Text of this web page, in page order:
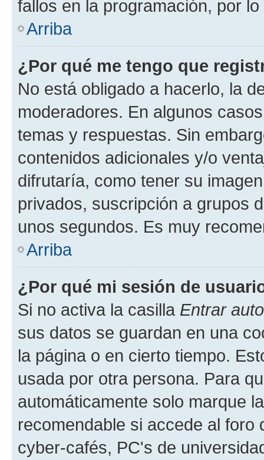
fallos en la programación, por
Arriba
¿Por qué me tengo que
No está obligado a hacerlo, la
moderadores. En algunos
temas y respuestas. Sin
contenidos adicionales y/o
difrutaría, como tener su
privados, suscripción a grupos
unos segundos. Es muy
Arriba
¿Por qué mi sesión de
Si no activa la casilla Entrar
sus datos se guardan en una
la página o en cierto tiempo.
usada por otra persona. Para
automáticamente solo marque
recomendable si accede al foro
cyber-cafés, PC's de